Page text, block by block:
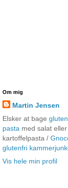
Om mig
Martin Jensen
Elsker at bage
pasta med salat
kartoffelpasta /
glutenfri
Vis hele min profil